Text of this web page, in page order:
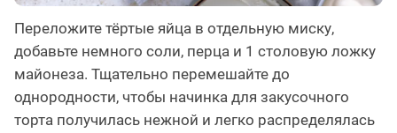
Переложите тёртые яйца в отдельную миску,
добавьте немного соли, перца и 1 столовую ложку
майонеза. Тщательно перемешайте до
однородности, чтобы начинка для закусочного
торта получилась нежной и легко распределялась